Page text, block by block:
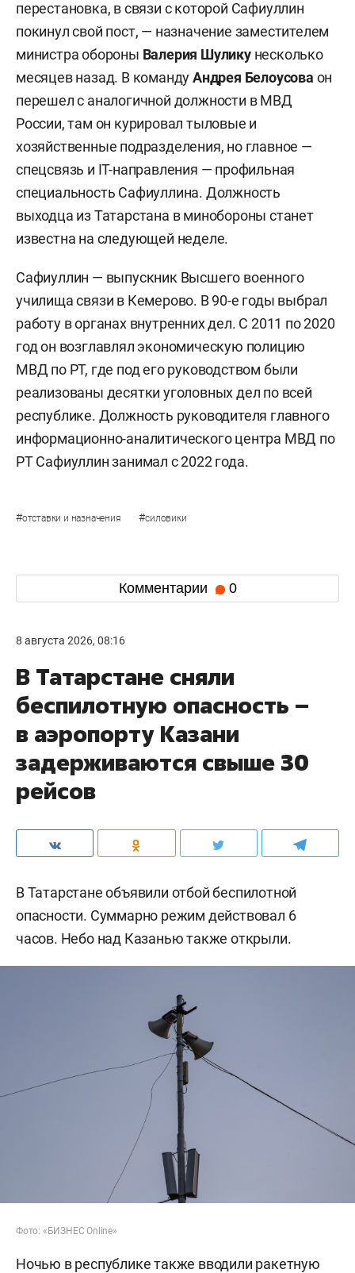
перестановка, в связи с которой Сафиуллин
покинул свой пост, — назначение заместителем
министра обороны Валерия Шуликунесколько
месяцев назад. В командуАндрея Белоусова он
перешел с аналогичной должности в МВД
России, там он курировал тыловые и
хозяйственные подразделения, но главное —
спецсвязь и IT-направления — профильная
специальность Сафиуллина. Должность
выходца из Татарстана в минобороны станет
известна на следующей неделе.
Сафиуллин — выпускник Высшего военного
училища связи в Кемерово. В 90-е годы выбрал
работу в органах внутренних дел. С 2011 по 2020
год он возглавлял экономическую полицию
МВД по РТ, где под его руководством были
реализованы десятки уголовных дел по всей
республике. Должность руководителя главного
информационно-аналитического центра МВД по
РТ Сафиуллин занимал с 2022 года.
#отставки и назначения #силовики
Комментарии 0
8 августа 2026, 08:16
В Татарстане сняли
беспилотную опасность –
в аэропорту Казани
задерживаются свыше 30
рейсов
В Татарстане объявили отбой беспилотной
опасности. Суммарно режим действовал 6
часов. Небо над Казанью также открыли.
Фото: «БИЗНЕС Online»
Ночью в республике также вводили ракетную